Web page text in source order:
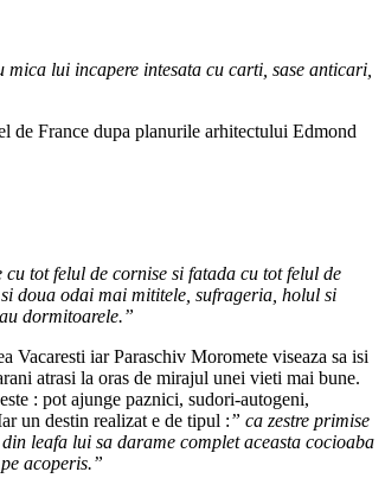
lui incapere intesata cu carti, sase anticari,
de France dupa planurile arhitectului Edmond
tot felul de cornise si fatada cu tot felul de
doua odai mai mititele, sufrageria, holul si
dormitoarele.”
Vacaresti iar Paraschiv Moromete viseaza sa isi
atrasi la oras de mirajul unei vieti mai bune.
: pot ajunge paznici, sudori-autogeni,
un destin realizat e de tipul :” ca zestre primise
leafa lui sa darame complet aceasta cocioaba
acoperis.”